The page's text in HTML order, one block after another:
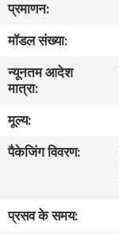
हमारे
बारे
में
कारखाना
भ्रमण
गुणवत्ता
प्रमाणन:
मॉडल संख्या:
न्यूनतम आदेश
मात्रा:
मूल्य:
पैकेजिंग विवरण:
प्रसव के समय: